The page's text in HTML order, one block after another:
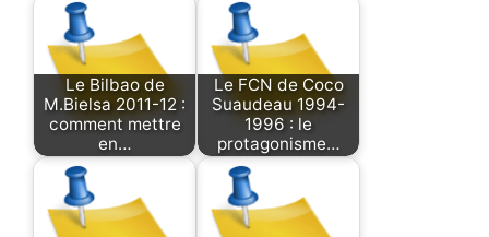
Le Bilbao de
M.Bielsa 2011-12 :
comment mettre
en…
Le FCN de Coco
Suaudeau 1994-
1996 : le
protagonisme…